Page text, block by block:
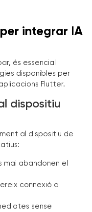
integrar IA
és essencial
disponibles per
Flutter.
dispositiu
al dispositiu de
mai abandonen el
connexió a
sense